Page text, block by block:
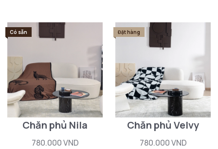
Có sẵn
Chăn phủ Nila
780.000 VND
Đặt hàng
Chăn phủ Velvy
780.000 VND